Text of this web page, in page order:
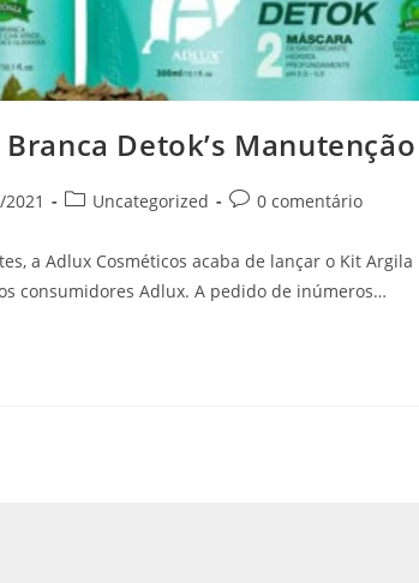
Detok’s Manutenção
Uncategorized 0 comentário
a Adlux Cosméticos acaba de lançar o Kit
consumidores Adlux. A pedido de inúmeros…